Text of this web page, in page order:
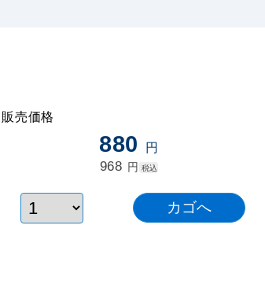
販売価格
880 円
968 円 税込